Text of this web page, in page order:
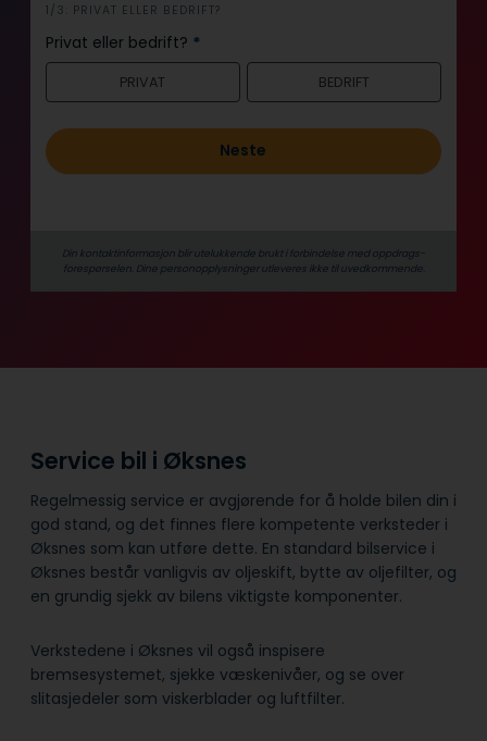
i
n
n
o
d
1/3: PRIVAT ELLER BEDRIFT?
Privat eller bedrift? *
PRIVAT BEDRIFT
Neste
Din kontaktinformasjon blir utelukkende brukt i forbindelse med oppdrags­
forespørselen. Dine person­­opplysninger utleveres ikke til uvedkommende.
Service bil i Øksnes
Regelmessig service er avgjørende for å holde bilen din i
god stand, og det finnes flere kompetente verksteder i
Øksnes som kan utføre dette. En standard bilservice i
Øksnes består vanligvis av oljeskift, bytte av oljefilter, og
en grundig sjekk av bilens viktigste komponenter.
Verkstedene i Øksnes vil også inspisere
bremsesystemet, sjekke væskenivåer, og se over
slitasjedeler som viskerblader og luftfilter.